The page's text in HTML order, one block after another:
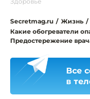
Secretmag.ru / Жизнь /
Какие обогреватели
Предостережение
Все
в